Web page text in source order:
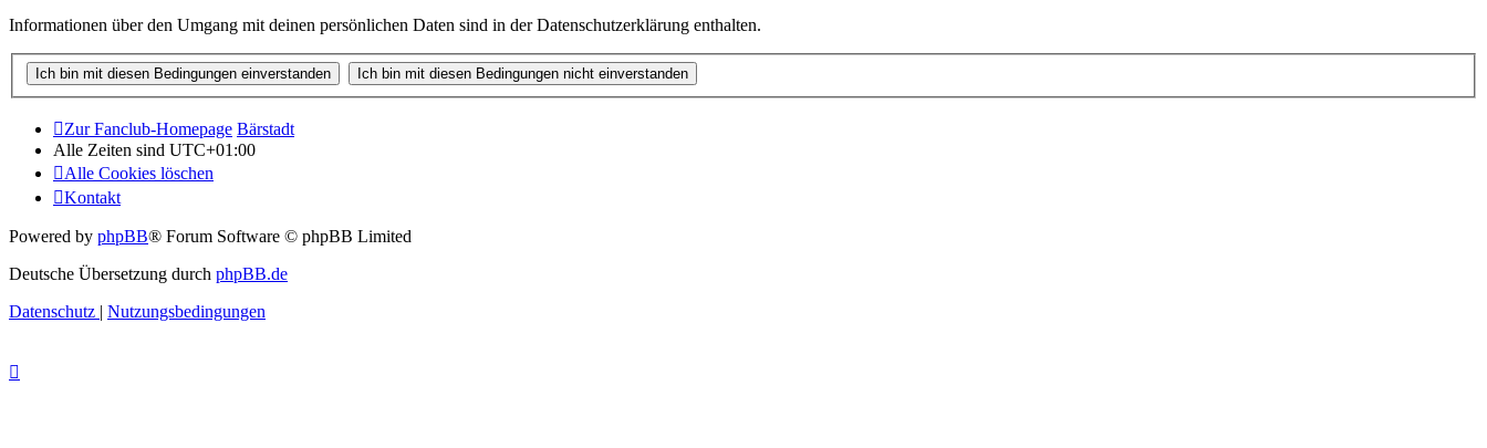
Informationen über den Umgang mit deinen persönlichen Daten sind in der Datenschutzerklärung enthalten.
Zur Fanclub-Homepage Bärstadt
Alle Zeiten sind UTC+01:00
Alle Cookies löschen
Kontakt
Powered by phpBB® Forum Software © phpBB Limited
Deutsche Übersetzung durch phpBB.de
Datenschutz | Nutzungsbedingungen